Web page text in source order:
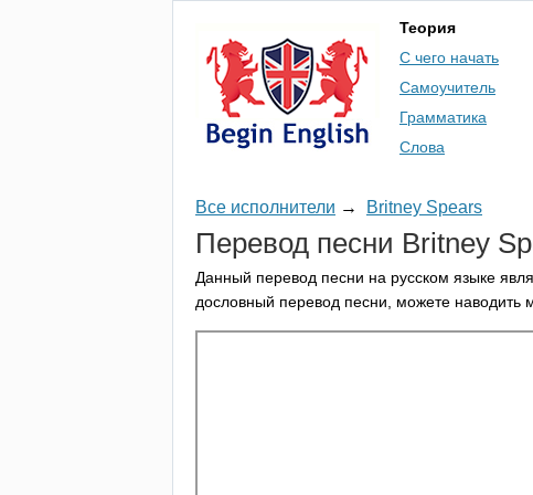
Теория
С чего начать
Самоучитель
Грамматика
Слова
Все исполнители → Britney Spears
Перевод песни Britney
Данный перевод песни на русском языке
дословный перевод песни, можете наводить